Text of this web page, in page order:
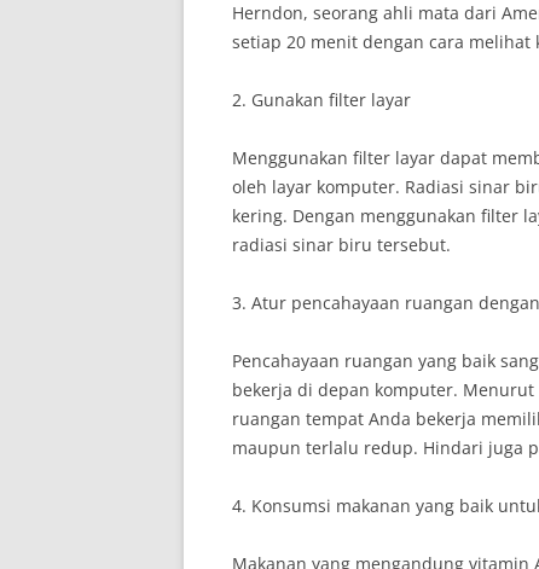
Herndon, seorang ahli mata dari
setiap 20 menit dengan cara melihat
2. Gunakan filter layar
Menggunakan filter layar dapat
oleh layar komputer. Radiasi sinar
kering. Dengan menggunakan filter
radiasi sinar biru tersebut.
3. Atur pencahayaan ruangan
Pencahayaan ruangan yang baik
bekerja di depan komputer. Menurut
ruangan tempat Anda bekerja
maupun terlalu redup. Hindari juga
4. Konsumsi makanan yang baik
Makanan yang mengandung vitamin